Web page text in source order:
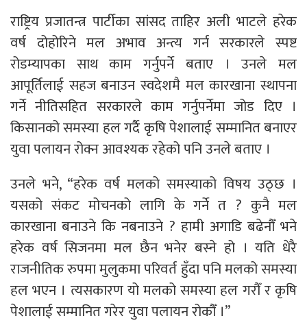
राष्ट्रिय प्रजातन्त्र पार्टीका सांसद ताहिर अली भाटले हरेक
वर्ष दोहोरिने मल अभाव अन्त्य गर्न सरकारले स्पष्ट
रोडम्यापका साथ काम गर्नुपर्ने बताए । उनले मल
आपूर्तिलाई सहज बनाउन स्वदेशमै मल कारखाना स्थापना
गर्ने नीतिसहित सरकारले काम गर्नुपर्नेमा जोड दिए ।
किसानको समस्या हल गर्दै कृषि पेशालाई सम्मानित बनाएर
युवा पलायन रोक्न आवश्यक रहेको पनि उनले बताए ।
उनले भने, “हरेक वर्ष मलको समस्याको विषय उठ्छ ।
यसको संकट मोचनको लागि के गर्ने त ? कुनै मल
कारखाना बनाउने कि नबनाउने ? हामी अगाडि बढेनौँ भने
हरेक वर्ष सिजनमा मल छैन भनेर बस्ने हो । यति धेरै
राजनीतिक रुपमा मुलुकमा परिवर्त हुँदा पनि मलको समस्या
हल भएन । त्यसकारण यो मलको समस्या हल गरौँ र कृषि
पेशालाई सम्मानित गरेर युवा पलायन रोकौँ ।”